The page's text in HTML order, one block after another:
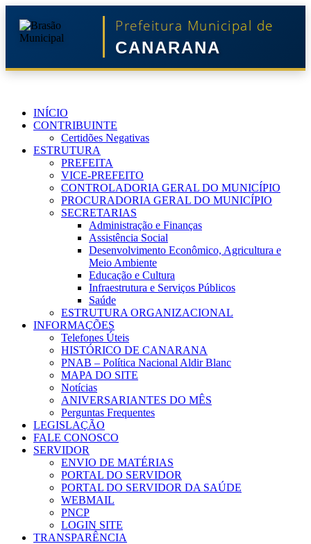
Prefeitura Municipal de
CANARANA
INÍCIO
CONTRIBUINTE
Certidões Negativas
ESTRUTURA
PREFEITA
VICE-PREFEITO
CONTROLADORIA GERAL DO MUNICÍPIO
PROCURADORIA GERAL DO MUNICÍPIO
SECRETARIAS
Administração e Finanças
Assistência Social
Desenvolvimento Econômico, Agricultura e
Meio Ambiente
Educação e Cultura
Infraestrutura e Serviços Públicos
Saúde
ESTRUTURA ORGANIZACIONAL
INFORMAÇÕES
Telefones Úteis
HISTÓRICO DE CANARANA
PNAB – Política Nacional Aldir Blanc
MAPA DO SITE
Notícias
ANIVERSARIANTES DO MÊS
Perguntas Frequentes
LEGISLAÇÃO
FALE CONOSCO
SERVIDOR
ENVIO DE MATÉRIAS
PORTAL DO SERVIDOR
PORTAL DO SERVIDOR DA SAÚDE
WEBMAIL
PNCP
LOGIN SITE
TRANSPARÊNCIA